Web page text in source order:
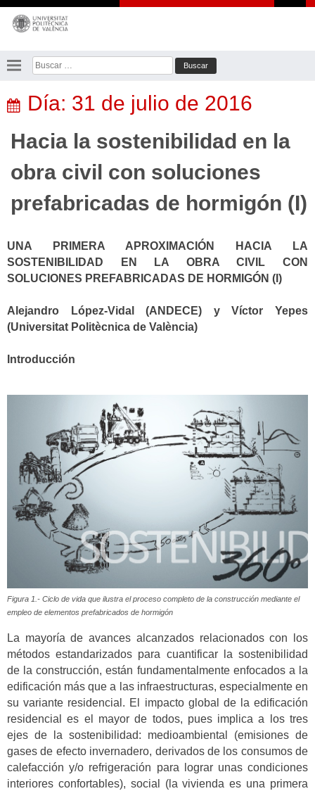
Saltar
contenido
Buscar:
Día: 31 de julio de 2016
Hacia la sostenibilidad en la
obra civil con soluciones
prefabricadas de hormigón (I)
UNA PRIMERA APROXIMACIÓN HACIA LA
SOSTENIBILIDAD EN LA OBRA CIVIL CON
SOLUCIONES PREFABRICADAS DE HORMIGÓN (I)
Alejandro López-Vidal (ANDECE) y Víctor Yepes
(Universitat Politècnica de València)
Introducción
Figura 1.- Ciclo de vida que ilustra el proceso completo de la construcción mediante el
empleo de elementos prefabricados de hormigón
La mayoría de avances alcanzados relacionados con los
métodos estandarizados para cuantificar la sostenibilidad
de la construcción, están fundamentalmente enfocados a la
edificación más que a las infraestructuras, especialmente en
su variante residencial. El impacto global de la edificación
residencial es el mayor de todos, pues implica a los tres
ejes de la sostenibilidad: medioambiental (emisiones de
gases de efecto invernadero, derivados de los consumos de
calefacción y/o refrigeración para lograr unas condiciones
interiores confortables), social (la vivienda es una primera